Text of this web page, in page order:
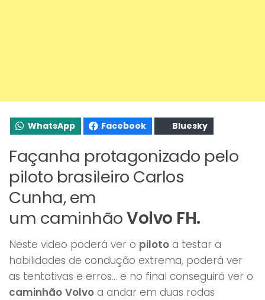
WhatsApp Facebook Bluesky
Façanha protagonizado pelo
piloto brasileiro Carlos
Cunha, em
um caminhãoVolvo FH.
Neste video poderá ver o piloto a testar a
habilidades de condução extrema, poderá ver
as tentativas e erros… e no final conseguirá ver o
caminhão Volvo a andar em duas rodas